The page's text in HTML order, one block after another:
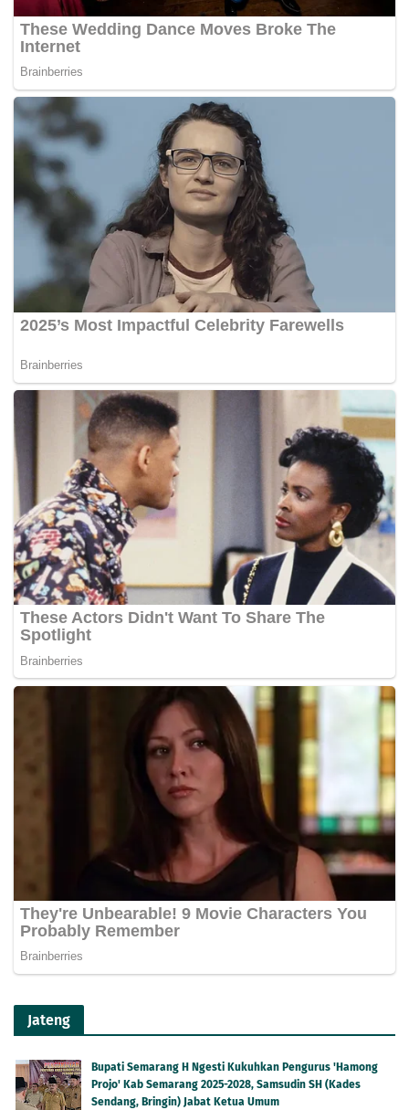
Jateng
Bupati Semarang H Ngesti Kukuhkan Pengurus 'Hamong
Projo' Kab Semarang 2025-2028, Samsudin SH (Kades
Sendang, Bringin) Jabat Ketua Umum